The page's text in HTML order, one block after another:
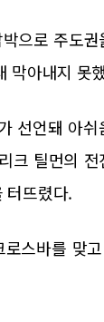
으로 주도
막아내지 못
선언돼 아
크 틸먼의
터뜨렸다.
스바를 맞